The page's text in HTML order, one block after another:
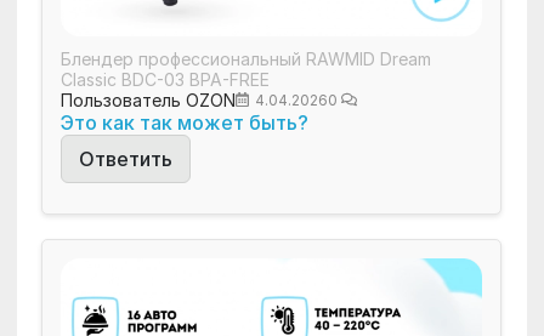
Блендер профессиональный RAWMID Dream
Classic BDC-03 BPA-FREE
Пользователь OZON
4.04.20260
Это как так может быть?
Ответить